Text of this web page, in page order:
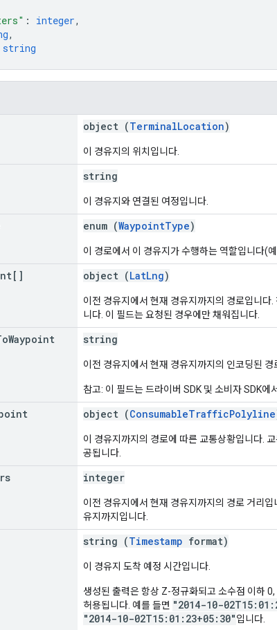
: integer,
,
string
object (TerminalLocation)
이 경유지의 위치입니다.
string
이 경유지와 연결된 여정입니다.
enum (WaypointType)
이 경로에서 이 경유지가 수행하는 역할입니다(
object (LatLng)
이전 경유지에서 현재 경유지까지의 경로입니다
니다. 이 필드는 요청된 경우에만 채워집니다.
Waypoint string
이전 경유지에서 현재 경유지까지의 인코딩된 경
참고: 이 필드는 드라이버 SDK 및 소비자 SDK
object (ConsumableTrafficPolyline
이 경유지까지의 경로에 따른 교통상황입니다.
공됩니다.
integer
이전 경유지에서 현재 경유지까지의 경로 거리
유지까지입니다.
string (Timestamp format)
이 경유지 도착 예정 시간입니다.
생성된 출력은 항상 Z-정규화되고 소수점 이하
허용됩니다. 예를 들면 "2014-10-
"2014-10-02T15:01:23+05:30"입니다.